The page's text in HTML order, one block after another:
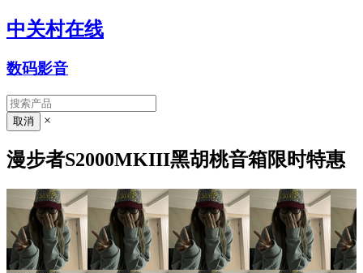
中关村在线
数码影音
×
漫步者S2000MKIII黑胡桃音箱限时特惠